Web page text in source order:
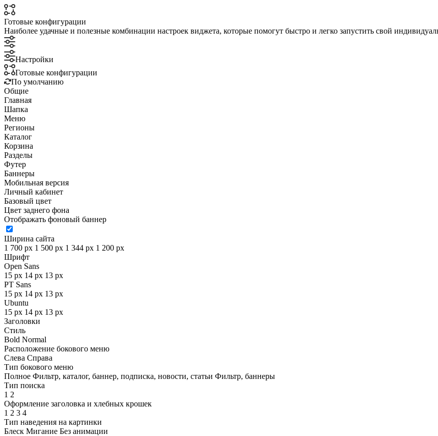
Готовые конфигурации
Наиболее удачные и полезные комбинации настроек виджета, которые помогут быстро и легко запустить свой
Настройки
Готовые конфигурации
По умолчанию
Общие
Главная
Шапка
Меню
Регионы
Каталог
Корзина
Разделы
Футер
Баннеры
Мобильная версия
Личный кабинет
Базовый цвет
Цвет заднего фона
Отображать фоновый баннер
Ширина сайта
1 700 px 1 500 px 1 344 px 1 200 px
Шрифт
Open Sans
15 px 14 px 13 px
PT Sans
15 px 14 px 13 px
Ubuntu
15 px 14 px 13 px
Заголовки
Стиль
Bold Normal
Расположение бокового меню
Слева Справа
Тип бокового меню
Полное Фильтр, каталог, баннер, подписка, новости, статьи Фильтр, баннеры
Тип поиска
1 2
Оформление заголовка и хлебных крошек
1 2 3 4
Тип наведения на картинки
Блеск Мигание Без анимации